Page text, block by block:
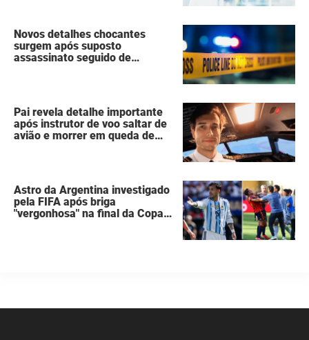
Novos detalhes chocantes
surgem após suposto
assassinato seguido de
Pai revela detalhe importante
após instrutor de voo saltar de
avião e morrer em queda de
Astro da Argentina investigado
pela FIFA após briga
"vergonhosa" na final da Copa